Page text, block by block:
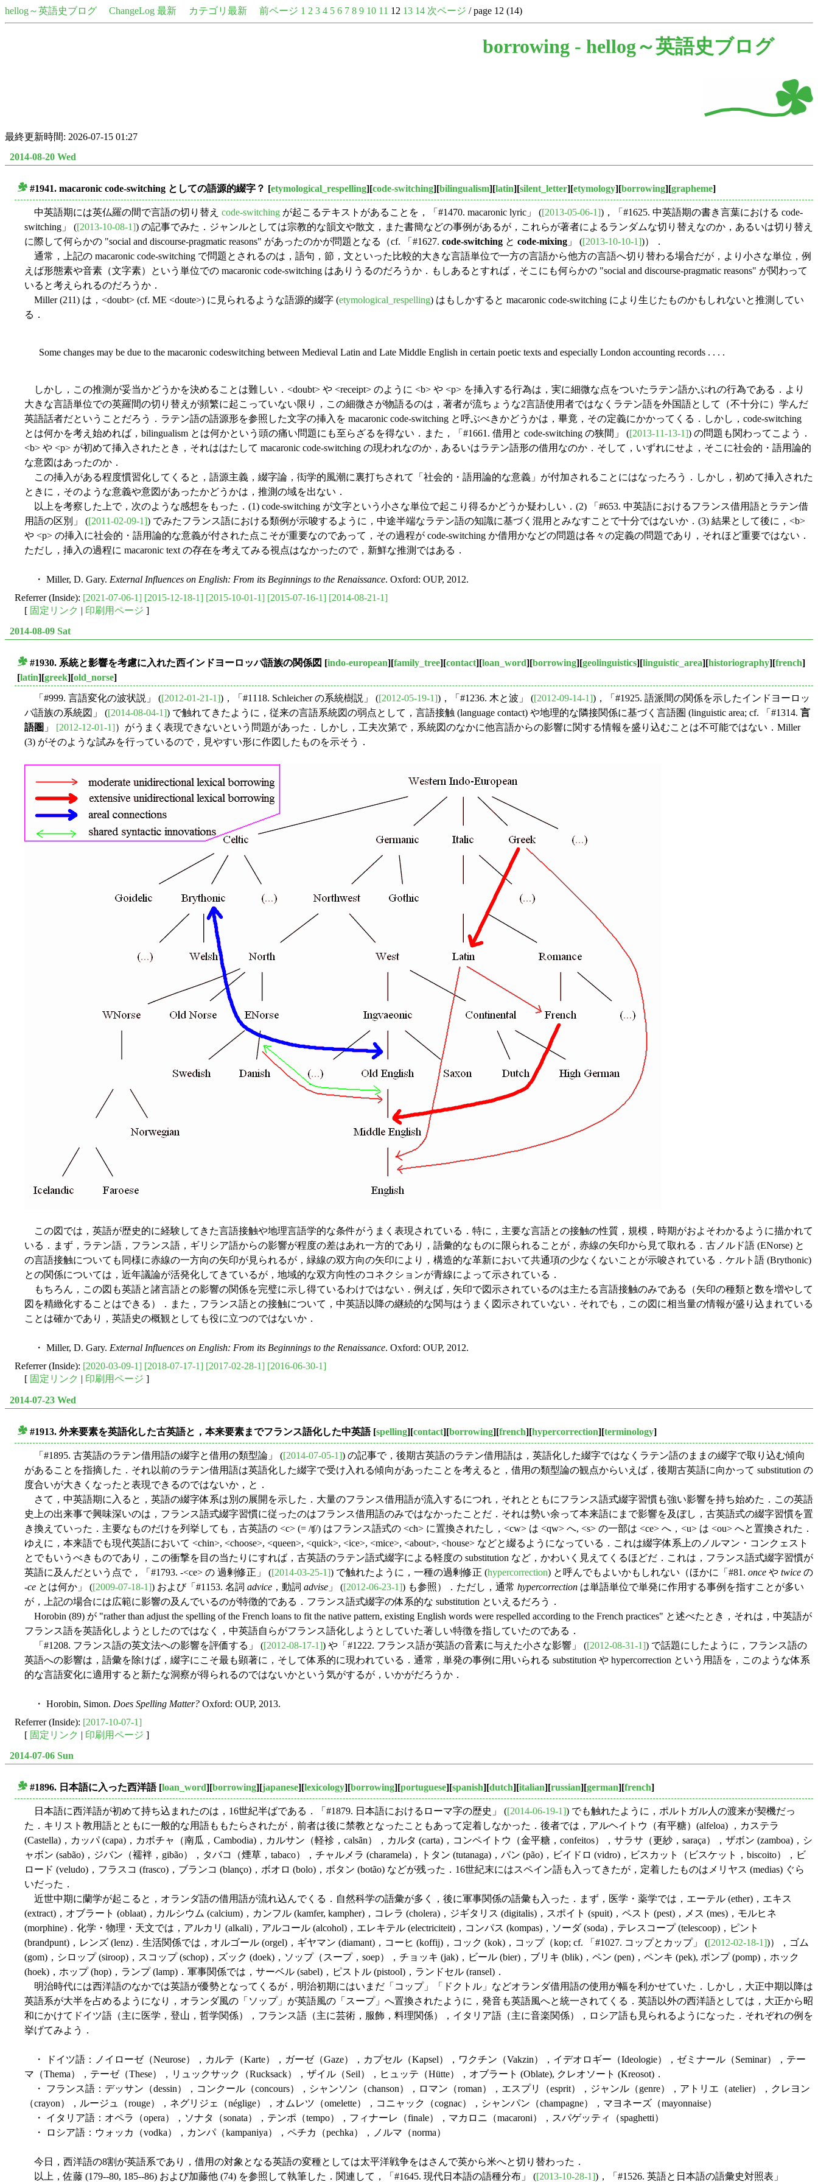
hellog～英語史ブログ ChangeLog 最新 カテゴリ最新 前ページ 1 2 3 4 5 6 7 8 9 10 11 12 13 14 次ページ / page 12 (14)
borrowing - hellog～英語史ブログ
最終更新時間: 2026-07-15 01:27
2014-08-20 Wed
#1941. macaronic code-switching としての語源的綴字？ [etymological_respelling][code-switching][bilingualism][latin][silent_letter][etymology][borrowing][grapheme]
中英語期には英仏羅の間で言語の切り替え code-switching が起こるテキストがあることを，「#1470. macaronic lyric」 ([2013-05-06-1])，「#1625. 中英語期の書き言葉における code-
switching」 ([2013-10-08-1]) の記事でみた．ジャンルとしては宗教的な韻文や散文，また書簡などの事例があるが，これらが著者によるランダムな切り替えなのか，あるいは切り替え
に際して何らかの "social and discourse-pragmatic reasons" があったのかが問題となる（cf. 「#1627. code-switching と code-mixing 」 ([2013-10-10-1])）．
通常，上記の macaronic code-switching で問題とされるのは，語句，節，文といった比較的大きな言語単位で一方の言語から他方の言語へ切り替わる場合だが，より小さな単位，例
えば形態素や音素（文字素）という単位での macaronic code-switching はありうるのだろうか．もしあるとすれば，そこにも何らかの "social and discourse-pragmatic reasons" が関わって
いると考えられるのだろうか．
Miller (211) は，<doubt> (cf. ME <doute>) に見られるような語源的綴字 (etymological_respelling) はもしかすると macaronic code-switching により生じたものかもしれないと推測してい
る．
Some changes may be due to the macaronic codeswitching between Medieval Latin and Late Middle English in certain poetic texts and especially London accounting records . . . .
しかし，この推測が妥当かどうかを決めることは難しい．<doubt> や <receipt> のように <b> や <p> を挿入する行為は，実に細微な点をついたラテン語かぶれの行為である．より
大きな言語単位での英羅間の切り替えが頻繁に起こっていない限り，この細微さが物語るのは，著者が流ちょうな2言語使用者ではなくラテン語を外国語として（不十分に）学んだ
英語話者だということだろう．ラテン語の語源形を参照した文字の挿入を macaronic code-switching と呼ぶべきかどうかは，畢竟，その定義にかかってくる．しかし，code-switching
とは何かを考え始めれば，bilingualism とは何かという頭の痛い問題にも至らざるを得ない．また，「#1661. 借用と code-switching の狭間」 ([2013-11-13-1]) の問題も関わってこよう．
<b> や <p> が初めて挿入されたとき，それははたして macaronic code-switching の現われなのか，あるいはラテン語形の借用なのか．そして，いずれにせよ，そこに社会的・語用論的
な意図はあったのか．
この挿入がある程度慣習化してくると，語源主義，綴字論，衒学的風潮に裏打ちされて「社会的・語用論的な意義」が付加されることにはなったろう．しかし，初めて挿入された
ときに，そのような意義や意図があったかどうかは，推測の域を出ない．
以上を考察した上で，次のような感想をもった．(1) code-switching が文字という小さな単位で起こり得るかどうか疑わしい．(2) 「#653. 中英語におけるフランス借用語とラテン借
用語の区別」 ([2011-02-09-1]) でみたフランス語における類例が示唆するように，中途半端なラテン語の知識に基づく混用とみなすことで十分ではないか．(3) 結果として後に，<b>
や <p> の挿入に社会的・語用論的な意義が付された点こそが重要なのであって，その過程が code-switching か借用かなどの問題は各々の定義の問題であり，それほど重要ではない．
ただし，挿入の過程に macaronic text の存在を考えてみる視点はなかったので，新鮮な推測ではある．
・ Miller, D. Gary. External Influences on English: From its Beginnings to the Renaissance. Oxford: OUP, 2012.
Referrer (Inside): [2021-07-06-1] [2015-12-18-1] [2015-10-01-1] [2015-07-16-1] [2014-08-21-1]
[ 固定リンク | 印刷用ページ ]
2014-08-09 Sat
#1930. 系統と影響を考慮に入れた西インドヨーロッパ語族の関係図 [indo-european][family_tree][contact][loan_word][borrowing][geolinguistics][linguistic_area][historiography][french]
[latin][greek][old_norse]
「#999. 言語変化の波状説」 ([2012-01-21-1])，「#1118. Schleicher の系統樹説」 ([2012-05-19-1])，「#1236. 木と波」 ([2012-09-14-1])，「#1925. 語派間の関係を示したインドヨーロッ
パ語族の系統図」 ([2014-08-04-1]) で触れてきたように，従来の言語系統図の弱点として，言語接触 (language contact) や地理的な隣接関係に基づく言語圏 (linguistic area; cf. 「#1314. 言
語圏 」 [2012-12-01-1]）がうまく表現できないという問題があった．しかし，工夫次第で，系統図のなかに他言語からの影響に関する情報を盛り込むことは不可能ではない．Miller
(3) がそのような試みを行っているので，見やすい形に作図したものを示そう．
この図では，英語が歴史的に経験してきた言語接触や地理言語学的な条件がうまく表現されている．特に，主要な言語との接触の性質，規模，時期がおよそわかるように描かれて
いる．まず，ラテン語，フランス語，ギリシア語からの影響が程度の差はあれ一方的であり，語彙的なものに限られることが，赤線の矢印から見て取れる．古ノルド語 (ENorse) と
の言語接触についても同様に赤線の一方向の矢印が見られるが，緑線の双方向の矢印により，構造的な革新において共通項の少なくないことが示唆されている．ケルト語 (Brythonic)
との関係については，近年議論が活発化してきているが，地域的な双方向性のコネクションが青線によって示されている．
もちろん，この図も英語と諸言語との影響の関係を完璧に示し得ているわけではない．例えば，矢印で図示されているのは主たる言語接触のみである（矢印の種類と数を増やして
図を精緻化することはできる）．また，フランス語との接触について，中英語以降の継続的な関与はうまく図示されていない．それでも，この図に相当量の情報が盛り込まれている
ことは確かであり，英語史の概観としても役に立つのではないか．
・ Miller, D. Gary. External Influences on English: From its Beginnings to the Renaissance. Oxford: OUP, 2012.
Referrer (Inside): [2020-03-09-1] [2018-07-17-1] [2017-02-28-1] [2016-06-30-1]
[ 固定リンク | 印刷用ページ ]
2014-07-23 Wed
#1913. 外来要素を英語化した古英語と，本来要素までフランス語化した中英語[spelling][contact][borrowing][french][hypercorrection][terminology]
「#1895. 古英語のラテン借用語の綴字と借用の類型論」 ([2014-07-05-1]) の記事で，後期古英語のラテン借用語は，英語化した綴字ではなくラテン語のままの綴字で取り込む傾向
があることを指摘した．それ以前のラテン借用語は英語化した綴字で受け入れる傾向があったことを考えると，借用の類型論の観点からいえば，後期古英語に向かって substitution の
度合いが大きくなったと表現できるのではないか，と．
さて，中英語期に入ると，英語の綴字体系は別の展開を示した．大量のフランス借用語が流入するにつれ，それとともにフランス語式綴字習慣も強い影響を持ち始めた．この英語
史上の出来事で興味深いのは，フランス語式綴字習慣に従ったのはフランス借用語のみではなかったことだ．それは勢い余って本来語にまで影響を及ぼし，古英語式の綴字習慣を置
き換えていった．主要なものだけを列挙しても，古英語の <c> (= /ʧ/) はフランス語式の <ch> に置換されたし，<cw> は <qw> へ, <s> の一部は <ce> へ，<u> は <ou> へと置換された．
ゆえに，本来語でも現代英語において <chin>, <choose>, <queen>, <quick>, <ice>, <mice>, <about>, <house> などと綴るようになっている．これは綴字体系上のノルマン・コンクェスト
とでもいうべきものであり，この衝撃を目の当たりにすれば，古英語のラテン語式綴字による軽度の substitution など，かわいく見えてくるほどだ．これは，フランス語式綴字習慣が
英語に及んだという点で，「#1793. -<ce> の 過剰修正」 ([2014-03-25-1]) で触れたように，一種の過剰修正 (hypercorrection) と呼んでもよいかもしれない（ほかに「#81. once や twice の
-ce とは何か」 ([2009-07-18-1]) および「#1153. 名詞 advice ，動詞 advise 」 ([2012-06-23-1]) も参照）．ただし，通常 hypercorrection は単語単位で単発に作用する事例を指すことが多い
が，上記の場合には広範に影響の及んでいるのが特徴的である．フランス語式綴字の体系的な substitution といえるだろう．
Horobin (89) が "rather than adjust the spelling of the French loans to fit the native pattern, existing English words were respelled according to the French practices" と述べたとき，それは，中英語が
フランス語を英語化しようとしたのではなく，中英語自らがフランス語化しようとしていた著しい特徴を指していたのである．
「#1208. フランス語の英文法への影響を評価する」 ([2012-08-17-1]) や「#1222. フランス語が英語の音素に与えた小さな影響」 ([2012-08-31-1]) で話題にしたように，フランス語の
英語への影響は，語彙を除けば，綴字にこそ最も顕著に，そして体系的に現われている．通常，単発の事例に用いられる substitution や hypercorrection という用語を，このような体系
的な言語変化に適用すると新たな洞察が得られるのではないかという気がするが，いかがだろうか．
・ Horobin, Simon. Does Spelling Matter? Oxford: OUP, 2013.
Referrer (Inside): [2017-10-07-1]
[ 固定リンク | 印刷用ページ ]
2014-07-06 Sun
#1896. 日本語に入った西洋語[loan_word][borrowing][japanese][lexicology][borrowing][portuguese][spanish][dutch][italian][russian][german][french]
日本語に西洋語が初めて持ち込まれたのは，16世紀半ばである．「#1879. 日本語におけるローマ字の歴史」 ([2014-06-19-1]) でも触れたように，ポルトガル人の渡来が契機だっ
た．キリスト教用語とともに一般的な用語ももたらされたが，前者は後に禁教となったこともあって定着しなかった．後者では，アルヘイトウ（有平糖）(alfeloa) ，カステラ
(Castella)，カッパ (capa)，カボチャ（南瓜，Cambodia)，カルサン（軽袗，calsãn），カルタ (carta)，コンペイトウ（金平糖，confeitos），サラサ（更紗，saraça），ザボン (zamboa)，シ
ャボン (sabão)，ジバン（襦袢，gibão），タバコ（煙草，tabaco），チャルメラ (charamela)，トタン (tutanaga)，パン (pão)，ビイドロ (vidro)，ビスカット（ビスケット，biscoito），ビ
ロード (veludo)，フラスコ (frasco)，ブランコ (blanço)，ボオロ (bolo)，ボタン (botão) などが残った．16世紀末にはスペイン語も入ってきたが，定着したものはメリヤス (medias) ぐら
いだった．
近世中期に蘭学が起こると，オランダ語の借用語が流れ込んでくる．自然科学の語彙が多く，後に軍事関係の語彙も入った．まず，医学・薬学では，エーテル (ether)，エキス
(extract)，オブラート (oblaat)，カルシウム (calcium)，カンフル (kamfer, kampher)，コレラ (cholera)，ジギタリス (digitalis)，スポイト (spuit)，ペスト (pest)，メス (mes)，モルヒネ
(morphine)．化学・物理・天文では，アルカリ (alkali)，アルコール (alcohol)，エレキテル (electriciteit)，コンパス (kompas)，ソーダ (soda)，テレスコープ (telescoop)，ピント
(brandpunt)，レンズ (lenz)．生活関係では，オルゴール (orgel)，ギヤマン (diamant)，コーヒ (koffij)，コック (kok)，コップ（kop; cf. 「#1027. コップとカップ」 ([2012-02-18-1])），ゴム
(gom)，シロップ (siroop)，スコップ (schop)，ズック (doek)，ソップ（スープ，soep），チョッキ (jak)，ビール (bier)，ブリキ (blik)，ペン (pen)，ペンキ (pek), ポンプ (pomp)，ホック
(hoek)，ホップ (hop)，ランプ (lamp)．軍事関係では，サーベル (sabel)，ピストル (pistool)，ランドセル (ransel)．
明治時代には西洋語のなかでは英語が優勢となってくるが，明治初期にはいまだ「コップ」「ドクトル」などオランダ借用語の使用が幅を利かせていた．しかし，大正中期以降は
英語系が大半を占めるようになり，オランダ風の「ソップ」が英語風の「スープ」へ置換されたように，発音も英語風へと統一されてくる．英語以外の西洋語としては，大正から昭
和にかけてドイツ語（主に医学，登山，哲学関係），フランス語（主に芸術，服飾，料理関係），イタリア語（主に音楽関係），ロシア語も見られるようになった．それぞれの例を
挙げてみよう．
・ ドイツ語：ノイローゼ（Neurose），カルテ（Karte），ガーゼ（Gaze），カプセル（Kapsel），ワクチン（Vakzin），イデオロギー（Ideologie），ゼミナール（Seminar），テー
マ（Thema），テーゼ（These），リュックサック（Rucksack），ザイル（Seil），ヒュッテ（Hütte），オブラート (Oblate), クレオソート (Kreosot)．
・ フランス語：デッサン（dessin），コンクール（concours），シャンソン（chanson），ロマン（roman），エスプリ（esprit），ジャンル（genre），アトリエ（atelier），クレヨン
（crayon），ルージュ（rouge），ネグリジェ（néglige），オムレツ（omelette），コニャック（cognac），シャンパン（champagne），マヨネーズ（mayonnaise）
・ イタリア語：オペラ（opera），ソナタ（sonata），テンポ（tempo），フィナーレ（finale），マカロニ（macaroni），スパゲッティ（spaghetti）
・ ロシア語：ウォッカ（vodka），カンパ（kampaniya），ペチカ（pechka），ノルマ（norma）
今日，西洋語の8割が英語系であり，借用の対象となる英語の変種としては太平洋戦争をはさんで英から米へと切り替わった．
以上，佐藤 (179--80, 185--86) および加藤他 (74) を参照して執筆した．関連して，「#1645. 現代日本語の語種分布」 ([2013-10-28-1])，「#1526. 英語と日本語の語彙史対照表」